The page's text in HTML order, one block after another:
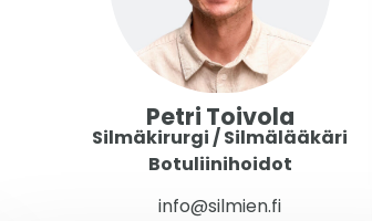
Petri Toivola
Silmäkirurgi / Silmälääkäri
Botuliinihoidot
info@silmien.fi